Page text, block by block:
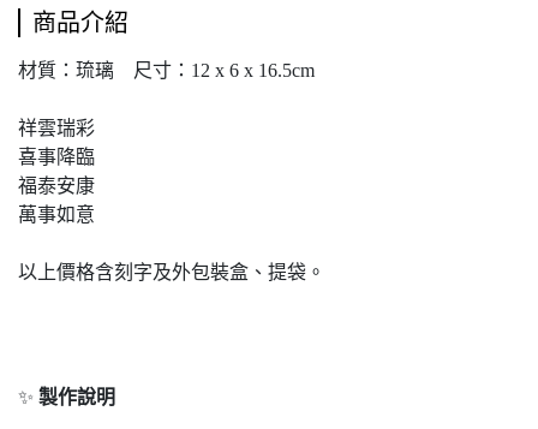
商品介紹
材質：琉璃 尺寸：12 x 6 x 16.5cm
祥雲瑞彩
喜事降臨
福泰安康
萬事如意
以上價格含刻字及外包裝盒、提袋。
✨ 製作說明